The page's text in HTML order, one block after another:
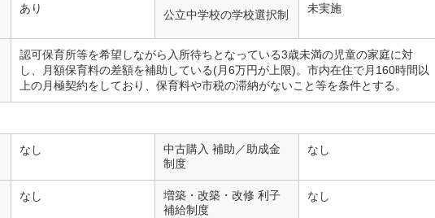
あり 公立中学校の学校選択制 未実施
認可保育所等を希望しながら入所待ちとなっている3歳未満の児童の家庭に対
し、月額保育料の差額を補助している(月6万円が上限)。市内在住で月160時間以
上の月極契約をしており、保育料や市税の滞納がないこと等を条件とする。
なし
中古購入 補助／助成金
制度
なし
なし
増築・改築・改修 利子
補給制度
なし